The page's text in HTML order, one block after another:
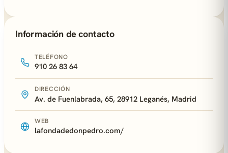
Información de contacto
TELÉFONO
910 26 83 64
DIRECCIÓN
Av. de Fuenlabrada, 65, 28912 Leganés, Madrid
WEB
lafondadedonpedro.com/